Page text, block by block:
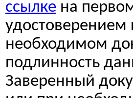
ссылке на
удостоверением
необходимом
подлинность
Заверенный